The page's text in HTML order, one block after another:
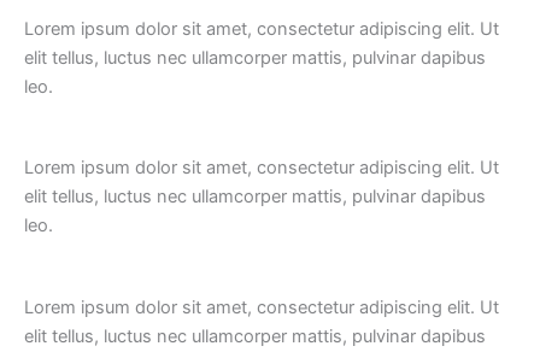
Lorem ipsum dolor sit amet, consectetur adipiscing elit. Ut
elit tellus, luctus nec ullamcorper mattis, pulvinar dapibus
leo.
Lorem ipsum dolor sit amet, consectetur adipiscing elit. Ut
elit tellus, luctus nec ullamcorper mattis, pulvinar dapibus
leo.
Lorem ipsum dolor sit amet, consectetur adipiscing elit. Ut
elit tellus, luctus nec ullamcorper mattis, pulvinar dapibus